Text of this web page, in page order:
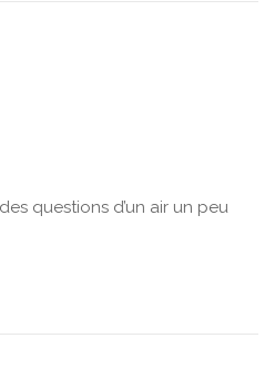
questions d’un air un peu